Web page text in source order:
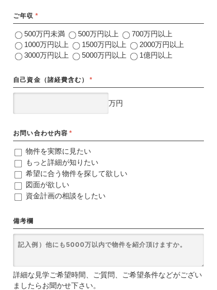
ご年収 *
500万円未満 500万円以上
700万円以上
1000万円以上
1500万円以上
2000万円以上
3000万円以上
5000万円以上 1億円以上
自己資金（諸経費含む） *
万円
お問い合わせ内容 *
物件を実際に見たい
もっと詳細が知りたい
希望に合う物件を探して欲しい
図面が欲しい
資金計画の相談をしたい
備考欄
詳細な見学ご希望時間、ご質問、ご希望条件などがござい
ましたらお聞かせ下さい。